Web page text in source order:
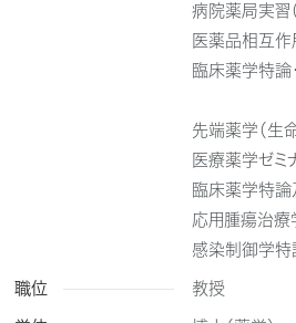
病院薬局実習
医薬品相互作
臨床薬学特論
先端薬学（生
医療薬学ゼミ
臨床薬学特論
応用腫瘍治療
感染制御学特
職位
教授